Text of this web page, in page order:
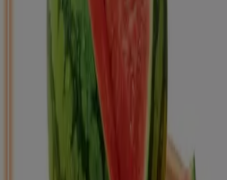
Descargar la APP
Tiendeo international